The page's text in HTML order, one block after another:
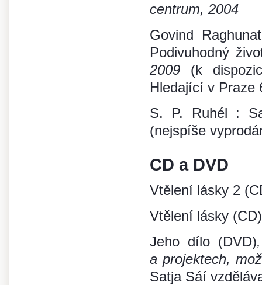
centrum, 2004
Govind
Podivuhodný
2009 (k
Hledající v Praze
S. P. Ruhél :
(nejspíše
CD a DVD
Vtělení lásky 2
Vtělení lásky
Jeho dílo (DVD)
a projektech,
Satja Sáí